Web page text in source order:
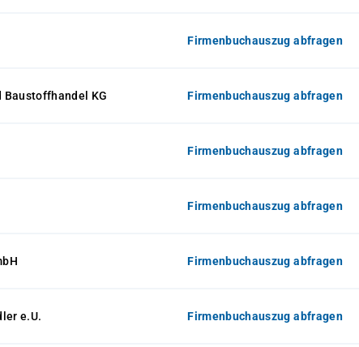
Firmenbuchauszug abfragen
Baustoffhandel KG Firmenbuchauszug abfragen
Firmenbuchauszug abfragen
Firmenbuchauszug abfragen
Firmenbuchauszug abfragen
e.U. Firmenbuchauszug abfragen